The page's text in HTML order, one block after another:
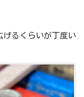
げるくらいが丁度い